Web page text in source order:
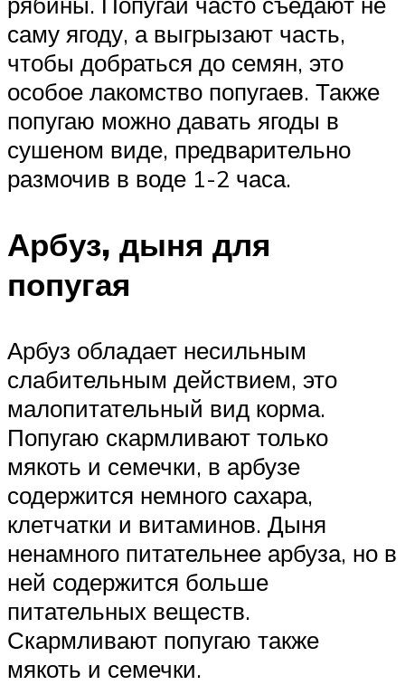
саму ягоду, а выгрызают часть,
чтобы добраться до семян, это
особое лакомство попугаев. Также
попугаю можно давать ягоды в
сушеном виде, предварительно
размочив в воде 1-2 часа.
Арбуз, дыня для
попугая
Арбуз обладает несильным
слабительным действием, это
малопитательный вид корма.
Попугаю скармливают только
мякоть и семечки, в арбузе
содержится немного сахара,
клетчатки и витаминов. Дыня
ненамного питательнее арбуза, но в
ней содержится больше
питательных веществ.
Скармливают попугаю также
мякоть и семечки.